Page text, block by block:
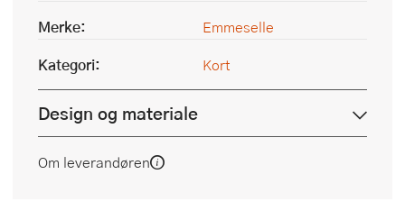
Merke:
Emmeselle
Kategori:
Kort
Design og materiale
Om leverandøren